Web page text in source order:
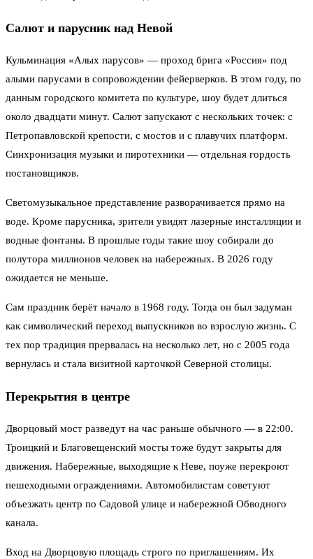
Салют и парусник над Невой
Кульминация «Алых парусов» — проход брига «Россия» под
алыми парусами в сопровождении фейерверков. В этом году, по
данным городского комитета по культуре, шоу будет длиться
около двадцати минут. Салют запускают с нескольких точек: с
Петропавловской крепости, с мостов и с плавучих платформ.
Синхронизация музыки и пиротехники — отдельная гордость
постановщиков.
Светомузыкальное представление разворачивается прямо на
воде. Кроме парусника, зрители увидят лазерные инсталляции и
водные фонтаны. В прошлые годы такие шоу собирали до
полутора миллионов человек на набережных. В 2026 году
ожидается не меньше.
Сам праздник берёт начало в 1968 году. Тогда он был задуман
как символический переход выпускников во взрослую жизнь. С
тех пор традиция прервалась на несколько лет, но с 2005 года
вернулась и стала визитной карточкой Северной столицы.
Перекрытия в центре
Дворцовый мост разведут на час раньше обычного — в 22:00.
Троицкий и Благовещенский мосты тоже будут закрыты для
движения. Набережные, выходящие к Неве, поуже перекроют
пешеходными ограждениями. Автомобилистам советуют
объезжать центр по Садовой улице и набережной Обводного
канала.
Вход на Дворцовую площадь строго по приглашениям. Их